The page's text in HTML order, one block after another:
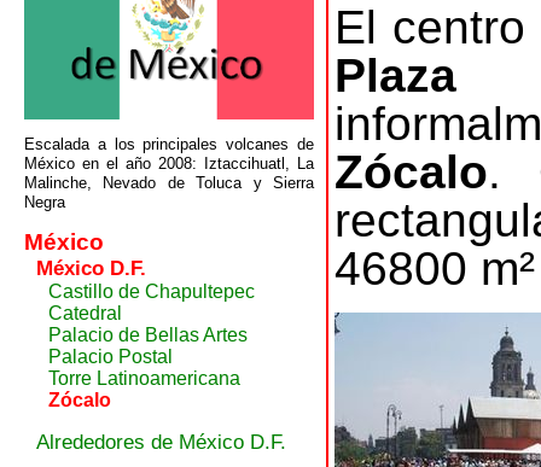
Escalada a los principales volcanes de
México en el año 2008: Iztaccihuatl, La
Malinche, Nevado de Toluca y Sierra
Negra
México
México D.F.
Castillo de Chapultepec
Catedral
Palacio de Bellas Artes
Palacio Postal
Torre Latinoamericana
Zócalo
Alrededores de México D.F.
El
Plaza
Zócalo.
46800